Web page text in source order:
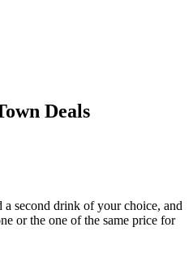
Deals
second drink of your choice, and
or the one of the same price for